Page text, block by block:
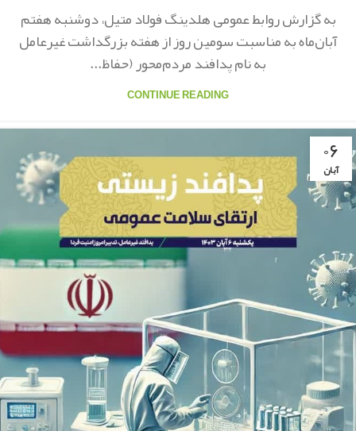
به گزارش روابط عمومی هلدینگ فولاد متیل، دوشنبه هفتم
آبان‌ماه به مناسبت سومین روز از هفته بزرگداشت غیرعامل
به نام پدافند مردم‌محور (حفاظ...
CONTINUE READING
۰۶
آبان